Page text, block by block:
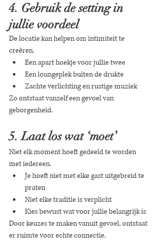
4. Gebruik de setting in
jullie voordeel
De locatie kan helpen om intimiteit te
creëren.
Een apart hoekje voor jullie twee
Een loungeplek buiten de drukte
Zachte verlichting en rustige muziek
Zo ontstaat vanzelf een gevoel van
geborgenheid.
5. Laat los wat ‘moet’
Niet elk moment hoeft gedeeld te worden
met iedereen.
Je hoeft niet met elke gast uitgebreid te
praten
Niet elke traditie is verplicht
Kies bewust wat voor jullie belangrijk is
Door keuzes te maken vanuit gevoel, ontstaat
er ruimte voor echte connectie.